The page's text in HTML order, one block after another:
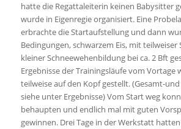
hatte die Regattaleiterin keinen Babysitter
wurde in Eigenregie organisiert. Eine
erbrachte die Startaufstellung und dann
Bedingungen, schwarzem Eis, mit teilweiser
kleiner Schneewehenbildung bei ca. 2 Bft
Ergebnisse der Trainingsläufe vom Vortage
teilweise auf den Kopf gestellt. (Gesamt-
siehe unter Ergebnisse) Vom Start weg
behaupten und endlich mal mit guten
gewinnen. Drei Tage in der Werkstatt